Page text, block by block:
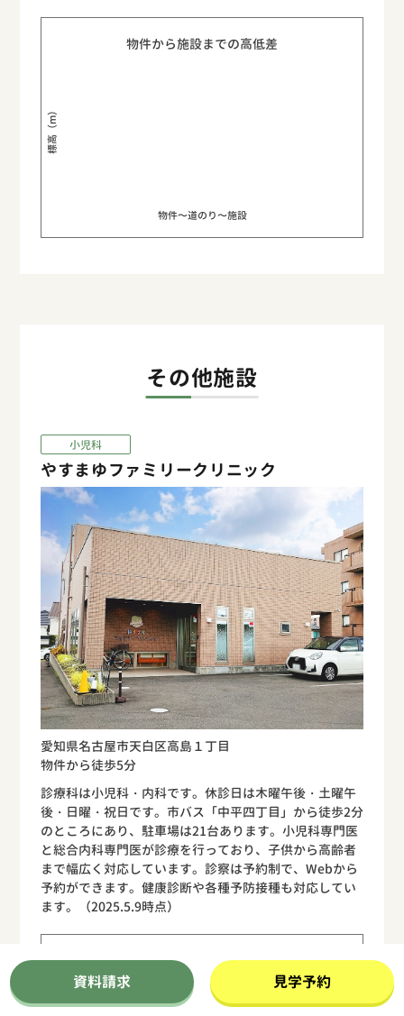
物件から施設までの高低差
標高（m）
物件〜道のり〜施設
その他施設
小児科
やすまゆファミリークリニック
愛知県名古屋市天白区高島１丁目
物件から徒歩5分
診療科は小児科・内科です。休診日は木曜午後・土曜午
後・日曜・祝日です。市バス「中平四丁目」から徒歩2分
のところにあり、駐車場は21台あります。小児科専門医
と総合内科専門医が診療を行っており、子供から高齢者
まで幅広く対応しています。診察は予約制で、Webから
予約ができます。健康診断や各種予防接種も対応してい
ます。（2025.5.9時点）
物件から施設までの高低差
資料請求 見学予約